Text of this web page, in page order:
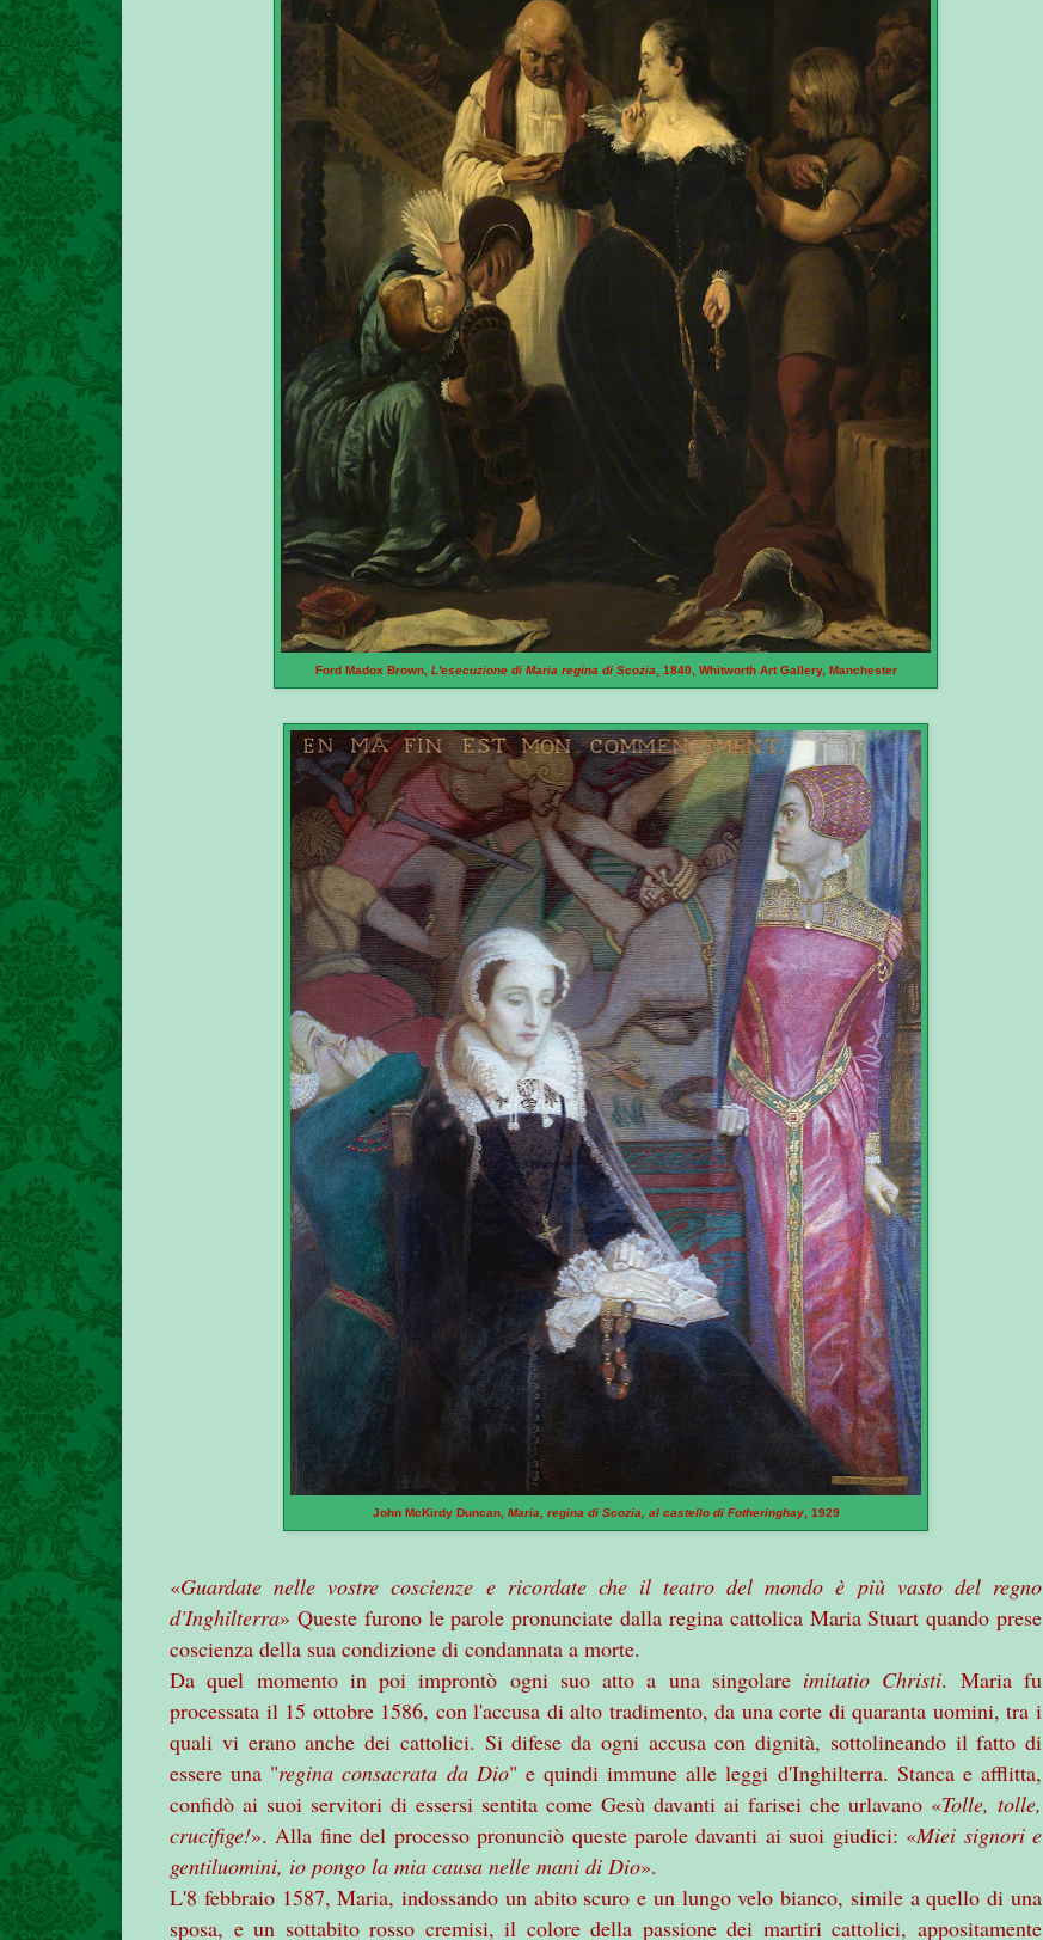
Ford Madox Brown, L'esecuzione di Maria regina di Scozia, 1840, Whitworth Art Gallery, Manchester
John McKirdy Duncan, Maria, regina di Scozia, al castello di Fotheringhay, 1929
«Guardate nelle vostre coscienze e ricordate che il teatro del mondo è più vasto del regno
d'Inghilterra» Queste furono le parole pronunciate dalla regina cattolica Maria Stuart quando prese
coscienza della sua condizione di condannata a morte.
Da quel momento in poi improntò ogni suo atto a una singolare imitatio Christi. Maria fu
processata il 15 ottobre 1586, con l'accusa di alto tradimento, da una corte di quaranta uomini, tra i
quali vi erano anche dei cattolici. Si difese da ogni accusa con dignità, sottolineando il fatto di
essere una "regina consacrata da Dio" e quindi immune alle leggi d'Inghilterra. Stanca e afflitta,
confidò ai suoi servitori di essersi sentita come Gesù davanti ai farisei che urlavano «Tolle, tolle,
crucifige!». Alla fine del processo pronunciò queste parole davanti ai suoi giudici: «Miei signori e
gentiluomini, io pongo la mia causa nelle mani di Dio».
L'8 febbraio 1587, Maria, indossando un abito scuro e un lungo velo bianco, simile a quello di una
sposa, e un sottabito rosso cremisi, il colore della passione dei martiri cattolici, appositamente